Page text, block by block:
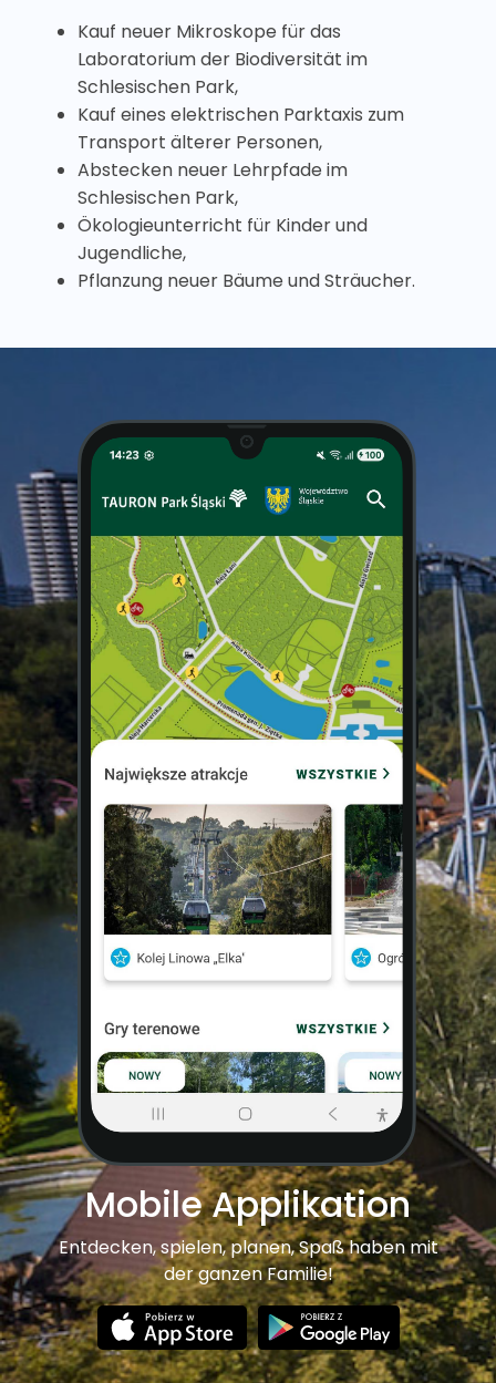
Kauf neuer Mikroskope für das
Laboratorium der Biodiversität im
Schlesischen Park,
Kauf eines elektrischen Parktaxis zum
Transport älterer Personen,
Abstecken neuer Lehrpfade im
Schlesischen Park,
Ökologieunterricht für Kinder und
Jugendliche,
Pflanzung neuer Bäume und Sträucher.
Mobile Applikation
Entdecken, spielen, planen, Spaß haben mit
der ganzen Familie!